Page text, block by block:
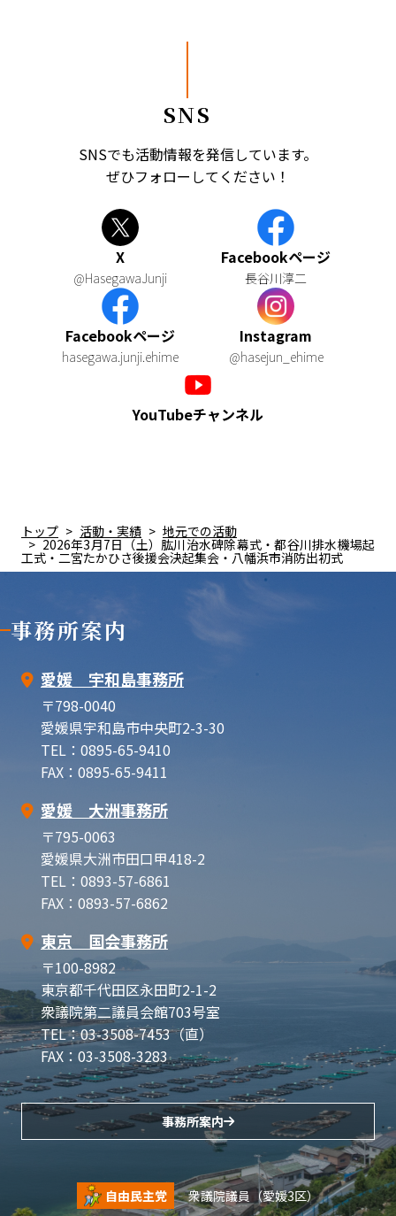
SNS
SNSでも活動情報を発信しています。
ぜひフォローしてください！
X
@HasegawaJunji
Facebookページ
長谷川淳二
Facebookページ
hasegawa.junji.ehime
Instagram
@hasejun_ehime
YouTubeチャンネル
トップ 活動・実績 地元での活動
2026年3月7日（土）肱川治水碑除幕式・都谷川排水機場起
工式・二宮たかひさ後援会決起集会・八幡浜市消防出初式
事務所案内
愛媛 宇和島事務所
〒798-0040
愛媛県宇和島市中央町2-3-30
TEL：0895-65-9410
FAX：0895-65-9411
愛媛 大洲事務所
〒795-0063
愛媛県大洲市田口甲418-2
TEL：0893-57-6861
FAX：0893-57-6862
東京 国会事務所
〒100-8982
東京都千代田区永田町2-1-2
衆議院第二議員会館703号室
TEL：03-3508-7453（直）
FAX：03-3508-3283
事務所案内
自由民主党 衆議院議員（愛媛3区）